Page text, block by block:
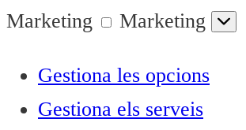
Marketing
Marketing
Gestiona les opcions
Gestiona els serveis